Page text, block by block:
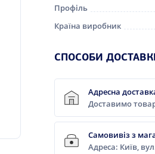
Профіль
Країна виробник
СПОСОБИ
Адресна
Доставимо
Самовивіз з
Адреса: Київ,